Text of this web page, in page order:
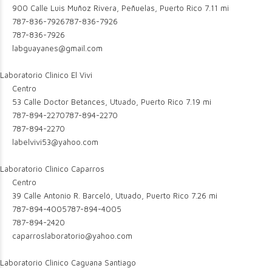
900 Calle Luis Muñoz Rivera, Peñuelas, Puerto Rico 7.11 mi
787-836-7926787-836-7926
787-836-7926
labguayanes@gmail.com
Laboratorio Clinico El Vivi
Centro
53 Calle Doctor Betances, Utuado, Puerto Rico 7.19 mi
787-894-2270787-894-2270
787-894-2270
labelvivi53@yahoo.com
Laboratorio Clinico Caparros
Centro
39 Calle Antonio R. Barceló, Utuado, Puerto Rico 7.26 mi
787-894-4005787-894-4005
787-894-2420
caparroslaboratorio@yahoo.com
Laboratorio Clinico Caguana Santiago